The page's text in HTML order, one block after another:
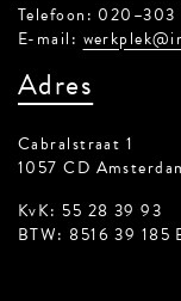
Telefoon:
E-mail:
Adres
Cabralstraat 1
1057 CD
KvK: 55 28 39 93
BTW: 8516 39 185